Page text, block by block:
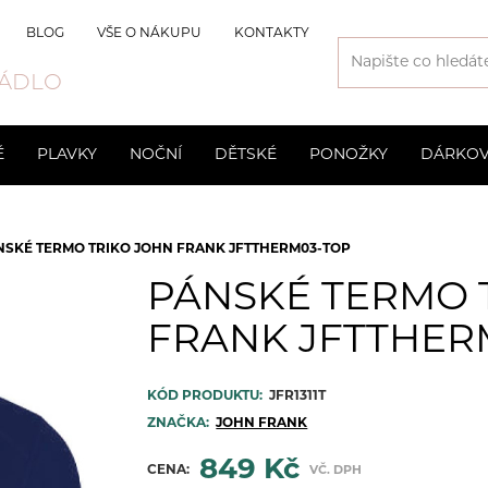
BLOG VŠE O NÁKUPU KONTAKTY
3D Spacer Mateřské
Neviditelné podprsenky Sportovní
PLAVKY NOČNÍ DĚTSKÉ PONOŽKY
TERMO TRIKO JOHN FRANK JFTTHERM03-TOP
PÁNSKÉ TERMO
FRANK
KÓD PRODUKTU: JFR1311T
ZNAČKA: JOHN FRANK
CENA: 849 Kč VČ. DPH